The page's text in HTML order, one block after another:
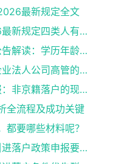
最新规定全文
北京人才引进落户政策2026最新规定四类人有资格
北京人才引进2026最新版公告解读：学历年龄是门槛
北京投资落户新政策2026企业法人公司高管的福音
2026北京人才引进需求申报：非京籍落户的现状与困境
全流程及成功关键
都要哪些材料呢？
突破！2026年北京市人才引进落户政策申报要求操作指南